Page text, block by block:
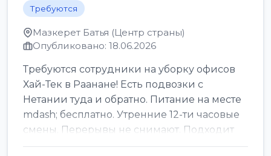
Требуются
Мазкерет Батья (Центр страны)
Опубликовано: 18.06.2026
Требуются сотрудники на уборку офисов
Хай-Тек в Раанане! Есть подвозки с
Нетании туда и обратно. Питание на месте
mdash; бесплатно. Утренние 12-ти часовые
смены. Перерывы не снимают. Подходит
для всех...